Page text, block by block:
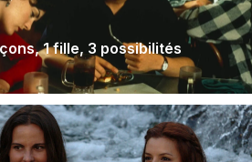
1 fille, 3 possibilités